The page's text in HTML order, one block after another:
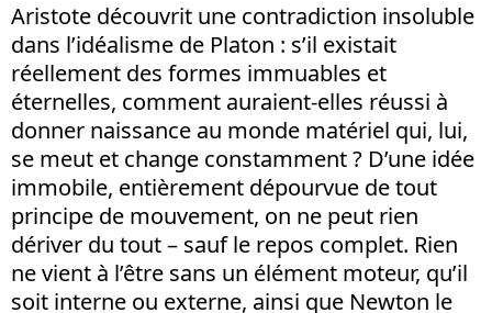
Aristote découvrit une contradiction insoluble
dans l’idéalisme de Platon : s’il existait
réellement des formes immuables et
éternelles, comment auraient-elles réussi à
donner naissance au monde matériel qui, lui,
se meut et change constamment ? D’une idée
immobile, entièrement dépourvue de tout
principe de mouvement, on ne peut rien
dériver du tout – sauf le repos complet. Rien
ne vient à l’être sans un élément moteur, qu’il
soit interne ou externe, ainsi que Newton le